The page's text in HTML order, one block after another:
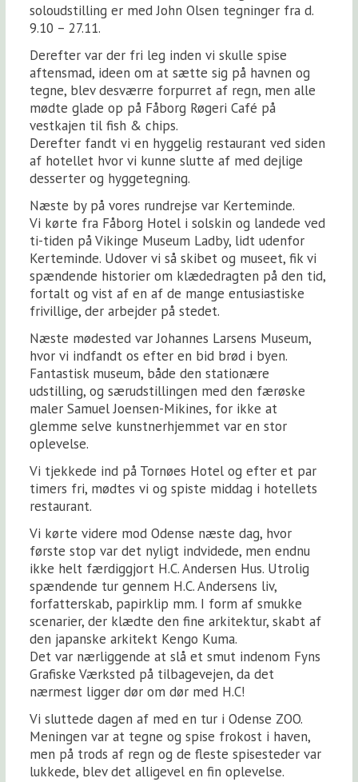
soloudstilling er med John Olsen tegninger fra d.
9.10 – 27.11.
Derefter var der fri leg inden vi skulle spise
aftensmad, ideen om at sætte sig på havnen og
tegne, blev desværre forpurret af regn, men alle
mødte glade op på Fåborg Røgeri Café på
vestkajen til fish & chips.
Derefter fandt vi en hyggelig restaurant ved siden
af hotellet hvor vi kunne slutte af med dejlige
desserter og hyggetegning.
Næste by på vores rundrejse var Kerteminde.
Vi kørte fra Fåborg Hotel i solskin og landede ved
ti-tiden på Vikinge Museum Ladby, lidt udenfor
Kerteminde. Udover vi så skibet og museet, fik vi
spændende historier om klædedragten på den tid,
fortalt og vist af en af de mange entusiastiske
frivillige, der arbejder på stedet.
Næste mødested var Johannes Larsens Museum,
hvor vi indfandt os efter en bid brød i byen.
Fantastisk museum, både den stationære
udstilling, og særudstillingen med den færøske
maler Samuel Joensen-Mikines, for ikke at
glemme selve kunstnerhjemmet var en stor
oplevelse.
Vi tjekkede ind på Tornøes Hotel og efter et par
timers fri, mødtes vi og spiste middag i hotellets
restaurant.
Vi kørte videre mod Odense næste dag, hvor
første stop var det nyligt indvidede, men endnu
ikke helt færdiggjort H.C. Andersen Hus. Utrolig
spændende tur gennem H.C. Andersens liv,
forfatterskab, papirklip mm. I form af smukke
scenarier, der klædte den fine arkitektur, skabt af
den japanske arkitekt Kengo Kuma.
Det var nærliggende at slå et smut indenom Fyns
Grafiske Værksted på tilbagevejen, da det
nærmest ligger dør om dør med H.C!
Vi sluttede dagen af med en tur i Odense ZOO.
Meningen var at tegne og spise frokost i haven,
men på trods af regn og de fleste spisesteder var
lukkede, blev det alligevel en fin oplevelse.